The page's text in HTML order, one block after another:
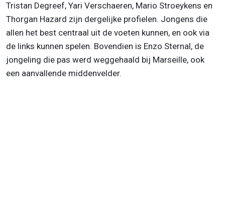
Tristan Degreef, Yari Verschaeren, Mario Stroeykens en
Thorgan Hazard zijn dergelijke profielen. Jongens die
allen het best centraal uit de voeten kunnen, en ook via
de links kunnen spelen. Bovendien is Enzo Sternal, de
jongeling die pas werd weggehaald bij Marseille, ook
een aanvallende middenvelder.